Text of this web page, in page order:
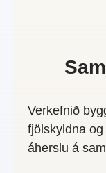
Verkefnið
fjölskyldna
áherslu á